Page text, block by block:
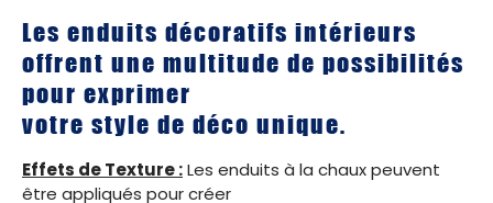
Les enduits décoratifs intérieurs
offrent une multitude de possibilités
pour exprimer
votre style de déco unique.
Effets de Texture :Les enduits à la chaux peuvent
être appliqués pour créer